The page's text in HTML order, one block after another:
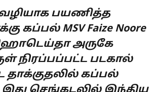
பயணித்த
கப்பல் MSV Faize Noore
ஹொடெய்தா அருகே
நிரப்பப்பட்ட படகால்
தாக்குதலில் கப்பல்